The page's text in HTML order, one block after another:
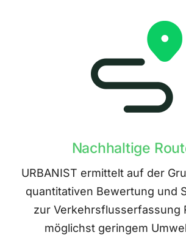
Nachhaltige
URBANIST ermittelt auf der
quantitativen Bewertung und
zur Verkehrsflusserfassung
möglichst geringem